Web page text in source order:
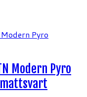
Modern Pyro